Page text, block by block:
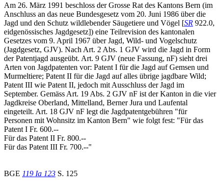
Am 26. März 1991 beschloss der Grosse Rat des Kantons Bern (im
Anschluss an das neue Bundesgesetz vom 20. Juni 1986 über die
Jagd und den Schutz wildlebender Säugetiere und Vögel [SR 922.0,
eidgenössisches Jagdgesetz]) eine Teilrevision des kantonalen
Gesetzes vom 9. April 1967 über Jagd, Wild- und Vogelschutz
(Jagdgesetz, GJV). Nach Art. 2 Abs. 1 GJV wird die Jagd in Form
der Patentjagd ausgeübt. Art. 9 GJV (neue Fassung, nF) sieht drei
Arten von Jagdpatenten vor: Patent I für die Jagd auf Gemsen und
Murmeltiere; Patent II für die Jagd auf alles übrige jagdbare Wild;
Patent III wie Patent II, jedoch mit Ausschluss der Jagd im
September. Gemäss Art. 19 Abs. 2 GJV nF ist der Kanton in die vier
Jagdkreise Oberland, Mittelland, Berner Jura und Laufental
eingeteilt. Art. 18 GJV nF legt die Jagdpatentgebühren "für
Personen mit Wohnsitz im Kanton Bern" wie folgt fest: "Für das
Patent I Fr. 600.--
Für das Patent II Fr. 800.--
Für das Patent III Fr. 700.--"
BGE 119 Ia 123 S. 125